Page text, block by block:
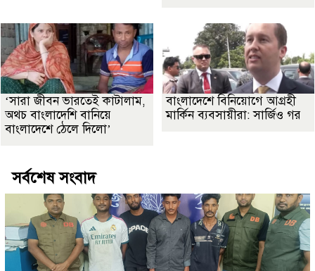
‘সারা জীবন ভারতেই কাটালাম,
অথচ বাংলাদেশি বানিয়ে
বাংলাদেশে ঠেলে দিলো’
বাংলাদেশে বিনিয়োগে আগ্রহী
মার্কিন ব্যবসায়ীরা: সার্জিও গর
সর্বশেষ সংবাদ